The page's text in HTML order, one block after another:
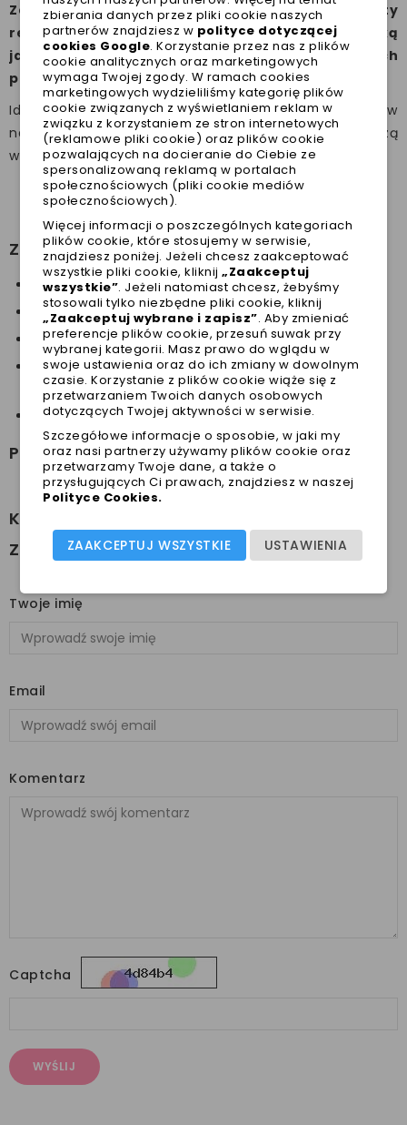
Zamiast tego postawmy na produkty
renomowanych marek, które gwarantują wysoką
jakość i bezpieczeństwo naszych czworonożnych
przyjaciół.
Idealnie dobrane dla Twojego pupila szelki znajdziesz w
naszymsklepie internetowym. Zobacz także naszą
wizytówkęGoogle.
Zobacz również:
Najbezpieczniejsze szelki dla psa – jak je wybrać?
Ubranka dla psa na lato - na co zwrócić uwagę?
Jak ubrać psa w ubranko?
Ciepła kurtka dla psa na wiosnę – dlaczego warto
ją mieć?
Luksusowe ubranka dla psa - jak je wybrać?
Powiązane przez tagi:
Komentarze
Zostaw swój komentarz
Twoje imię
Email
Komentarz
Captcha
WYŚLIJ
zbierania danych przez pliki cookie naszych
partnerów znajdziesz w polityce dotyczącej
cookies Google. Korzystanie przez nas z plików
cookie analitycznych oraz marketingowych
wymaga Twojej zgody. W ramach cookies
marketingowych wydzieliliśmy kategorię plików
cookie związanych z wyświetlaniem reklam w
związku z korzystaniem ze stron internetowych
(reklamowe pliki cookie) oraz plików cookie
pozwalających na docieranie do Ciebie ze
spersonalizowaną reklamą w portalach
społecznościowych (pliki cookie mediów
społecznościowych).
Więcej informacji o poszczególnych kategoriach
plików cookie, które stosujemy w serwisie,
znajdziesz poniżej. Jeżeli chcesz zaakceptować
wszystkie pliki cookie, kliknij„Zaakceptuj
wszystkie”. Jeżeli natomiast chcesz, żebyśmy
stosowali tylko niezbędne pliki cookie, kliknij
„Zaakceptuj wybrane i zapisz”. Aby zmieniać
preferencje plików cookie, przesuń suwak przy
wybranej kategorii. Masz prawo do wglądu w
swoje ustawienia oraz do ich zmiany w dowolnym
czasie. Korzystanie z plików cookie wiąże się z
przetwarzaniem Twoich danych osobowych
dotyczących Twojej aktywności w serwisie.
Szczegółowe informacje o sposobie, w jaki my
oraz nasi partnerzy używamy plików cookie oraz
przetwarzamy Twoje dane, a także o
przysługujących Ci prawach, znajdziesz w naszej
Polityce Cookies.
USTAWIENIA
ZAAKCEPTUJ WSZYSTKIE